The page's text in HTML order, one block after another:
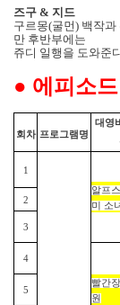
즈구 & 지드
구르몽(굴먼) 백작과
만 후반부에는
쥬디 일행을 도와준
● 에피소드
회차 프로그램명
대영
1
알프
미
소
2
3
4
빨간
원
5